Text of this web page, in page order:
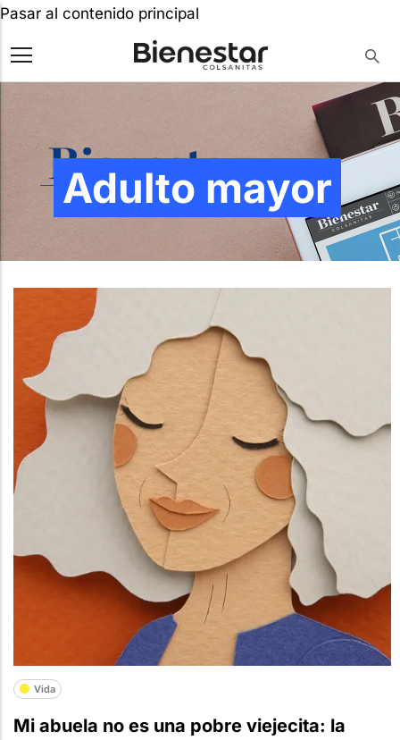
Pasar al contenido principal
Adulto mayor
Vida
Mi abuela no es una pobre viejecita: la